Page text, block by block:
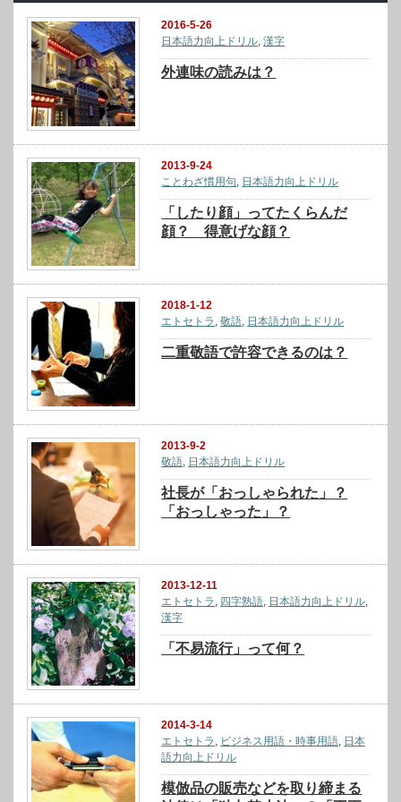
2016-5-26
日本語力向上ドリル,漢字
外連味の読みは？
2013-9-24
ことわざ慣用句, 日本語力向上ドリル
「したり顔」ってたくらんだ
顔？ 得意げな顔？
2018-1-12
エトセトラ ,敬語, 日本語力向上ドリル
二重敬語で許容できるのは？
2013-9-2
敬語 日本語力向上ドリル
社長が「おっしゃられた」？
「おっしゃった」？
2013-12-11
エトセトラ , 四字熟語, 日本語力向上ドリル,
漢字
「不易流行」って何？
2014-3-14
エトセトラ , ビジネス用語・時事用語, 日本
語力向上ドリル
模倣品の販売などを取り締まる